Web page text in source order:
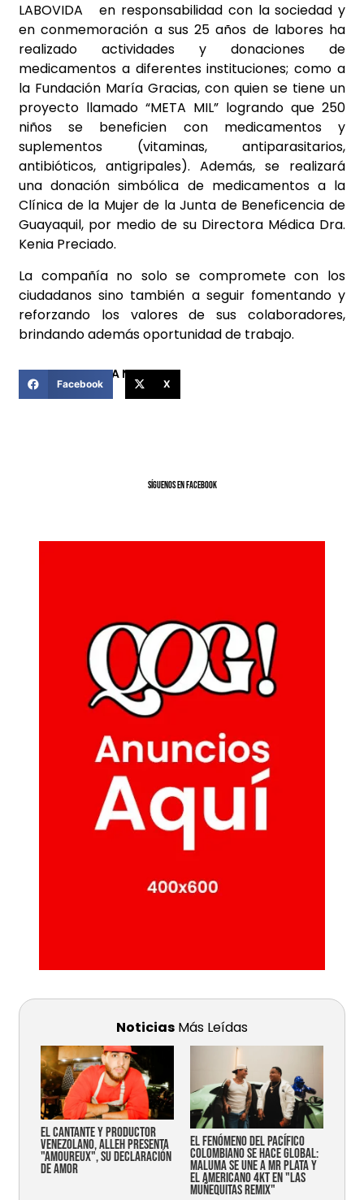
LABOVIDA en responsabilidad con la sociedad y
en conmemoración a sus 25 años de labores ha
realizado actividades y donaciones de
medicamentos a diferentes instituciones; como a
la Fundación María Gracias, con quien se tiene un
proyecto llamado “META MIL” logrando que 250
niños se beneficien con medicamentos y
suplementos (vitaminas, antiparasitarios,
antibióticos, antigripales). Además, se realizará
una donación simbólica de medicamentos a la
Clínica de la Mujer de la Junta de Beneficencia de
Guayaquil, por medio de su Directora Médica Dra.
Kenia Preciado.
La compañía no solo se compromete con los
ciudadanos sino también a seguir fomentando y
reforzando los valores de sus colaboradores,
brindando además oportunidad de trabajo.
COMPARTIR ESTA NOTICIA
Facebook X
SíGUENOS EN FACEBOOK
Noticias Más Leídas
EL CANTANTE Y PRODUCTOR
VENEZOLANO, ALLEH PRESENTA
"AMOUREUX", SU DECLARACIÓN
DE AMOR
EL FENÓMENO DEL PACÍFICO
COLOMBIANO SE HACE GLOBAL:
MALUMA SE UNE A MR PLATA Y
EL AMERICANO 4KT EN "LAS
MUÑEQUITAS REMIX"